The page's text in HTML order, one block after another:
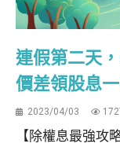
連假第二天
價差領股息一
2023/04/03
【除權息最強攻